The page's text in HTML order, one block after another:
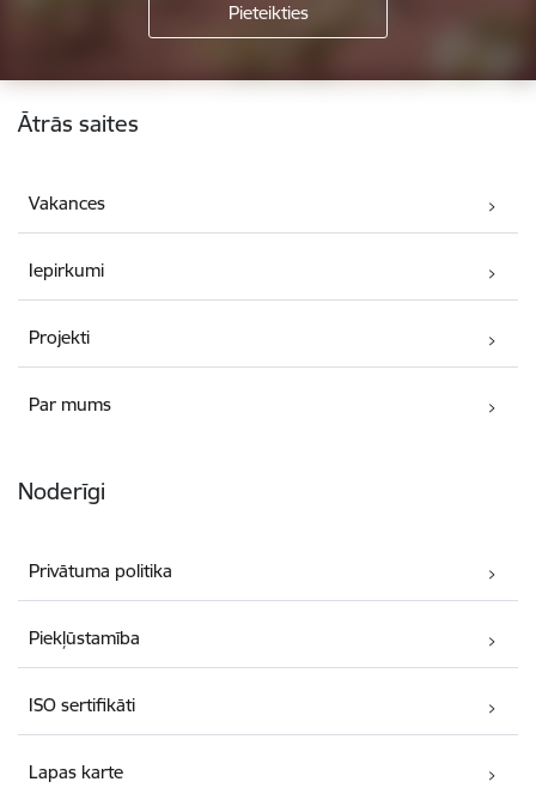
Kājene
Ātrās saites
Vakances
Iepirkumi
Projekti
Par mums
Noderīgi
Privātuma politika
Piekļūstamība
ISO sertifikāti
Lapas karte